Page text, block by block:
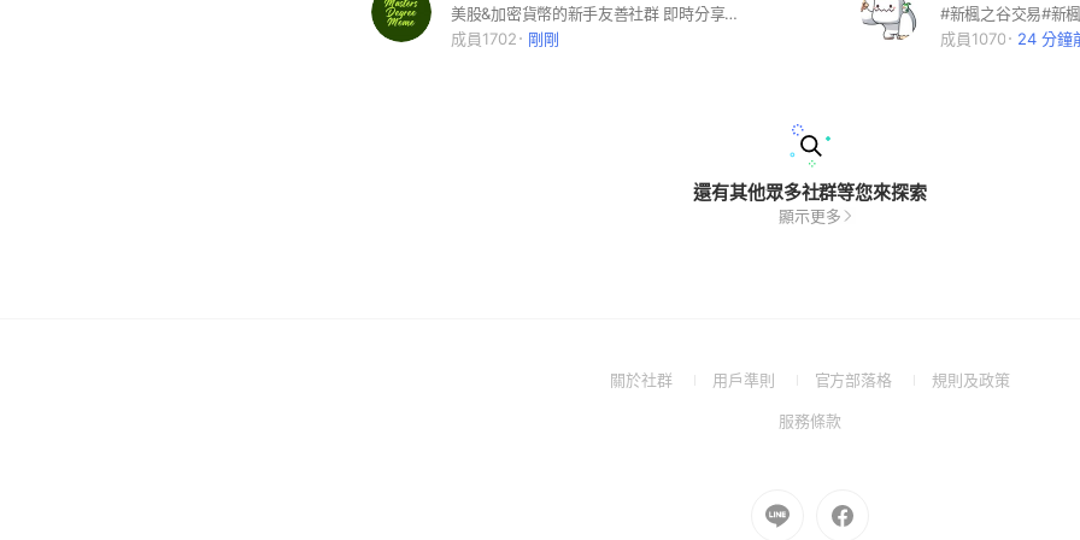
美股&加密貨幣的新手友善社群 即時分享第一手投資資訊、操作機會 ⚠️請按照後續步驟加入, 否則無法審核通過⚠️
成員1702
剛剛
成員1070
24 分鐘
還有其他眾多社群等您來探索
顯示更多
關於社群
(Open用戶準則
(Open
a
官方部落格
(Open規則及政策(Open
服務條款(Open
window)
Go
to
Go
to